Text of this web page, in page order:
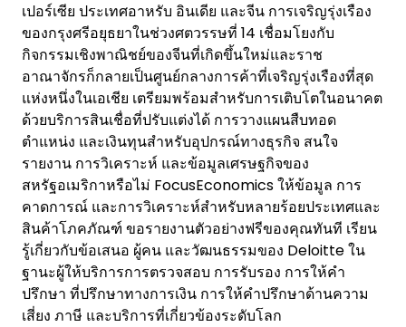
เปอร์เซีย ประเทศอาหรับ อินเดีย และจีน การเจริญรุ่งเรือง
ของกรุงศรีอยุธยาในช่วงศตวรรษที่ 14 เชื่อมโยงกับ
กิจกรรมเชิงพาณิชย์ของจีนที่เกิดขึ้นใหม่และราช
อาณาจักรก็กลายเป็นศูนย์กลางการค้าที่เจริญรุ่งเรืองที่สุด
แห่งหนึ่งในเอเชีย เตรียมพร้อมสำหรับการเติบโตในอนาคต
ด้วยบริการสินเชื่อที่ปรับแต่งได้ การวางแผนสืบทอด
ตำแหน่ง และเงินทุนสำหรับอุปกรณ์ทางธุรกิจ สนใจ
รายงาน การวิเคราะห์ และข้อมูลเศรษฐกิจของ
สหรัฐอเมริกาหรือไม่ FocusEconomics ให้ข้อมูล การ
คาดการณ์ และการวิเคราะห์สำหรับหลายร้อยประเทศและ
สินค้าโภคภัณฑ์ ขอรายงานตัวอย่างฟรีของคุณทันที เรียน
รู้เกี่ยวกับข้อเสนอ ผู้คน และวัฒนธรรมของ Deloitte ใน
ฐานะผู้ให้บริการการตรวจสอบ การรับรอง การให้คำ
ปรึกษา ที่ปรึกษาทางการเงิน การให้คำปรึกษาด้านความ
เสี่ยง ภาษี และบริการที่เกี่ยวข้องระดับโลก